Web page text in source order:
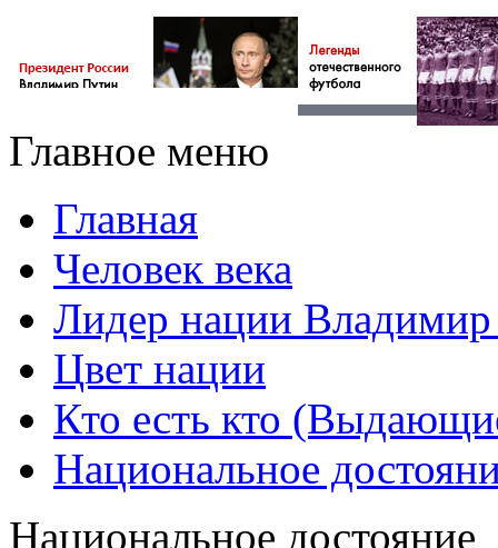
Главное меню
Главная
Человек века
Лидер нации
Цвет нации
Кто есть кто
Национальное
Национальное достояние